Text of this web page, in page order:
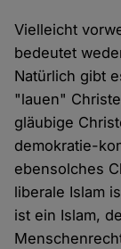
Vielleicht
bedeutet
Natürlich gibt
"lauen"
gläubige
demokratie-
ebensolches
liberale Islam
ist ein Islam,